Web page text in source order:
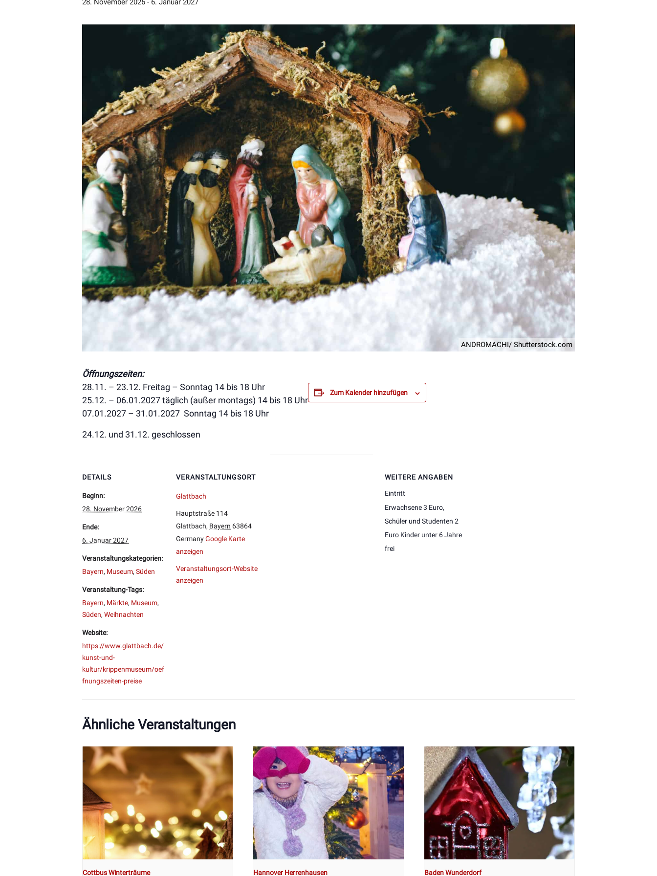
28. November 2026 - 6. Januar 2027
ANDROMACHI/ Shutterstock.com
Öffnungszeiten:
28.11. – 23.12. Freitag – Sonntag 14 bis 18 Uhr
25.12. – 06.01.2027 täglich (außer montags) 14 bis 18 Uhr
07.01.2027 – 31.01.2027 Sonntag 14 bis 18 Uhr
24.12. und 31.12. geschlossen
Zum Kalender hinzufügen
DETAILS
Beginn:
28. November 2026
Ende:
6. Januar 2027
Veranstaltungskategorien:
Bayern, Museum, Süden
Veranstaltung-Tags:
Bayern, Märkte, Museum,
Süden, Weihnachten
Website:
https://www.glattbach.de/
kunst-und-
kultur/krippenmuseum/oef
fnungszeiten-preise
VERANSTALTUNGSORT
Glattbach
Hauptstraße 114
Glattbach, Bayern 63864
GermanyGoogle Karte
anzeigen
Veranstaltungsort-Website
anzeigen
WEITERE ANGABEN
Eintritt
Erwachsene 3 Euro,
Schüler und Studenten 2
Euro Kinder unter 6 Jahre
frei
Ähnliche Veranstaltungen
Cottbus Winterträume Hannover Herrenhausen Baden Wunderdorf